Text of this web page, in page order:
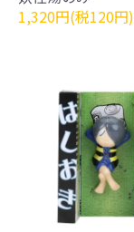
1,320円(税120円)